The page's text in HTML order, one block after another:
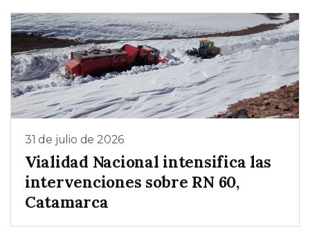
31 de julio de 2026
Vialidad Nacional intensifica las
intervenciones sobre RN 60,
Catamarca